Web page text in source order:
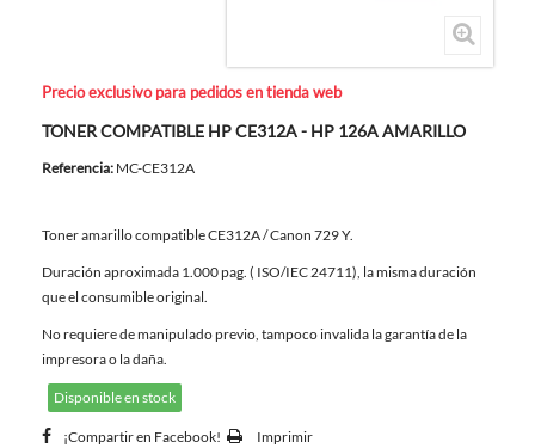
Precio exclusivo para pedidos en tienda web
TONER COMPATIBLE HP CE312A - HP 126A AMARILLO
Referencia: MC-CE312A
Toner amarillo compatible CE312A / Canon 729 Y.
Duración aproximada 1.000 pag. ( ISO/IEC 24711), la misma duración
que el consumible original.
No requiere de manipulado previo, tampoco invalida la garantía de la
impresora o la daña.
Disponible en stock
¡Compartir en Facebook! Imprimir